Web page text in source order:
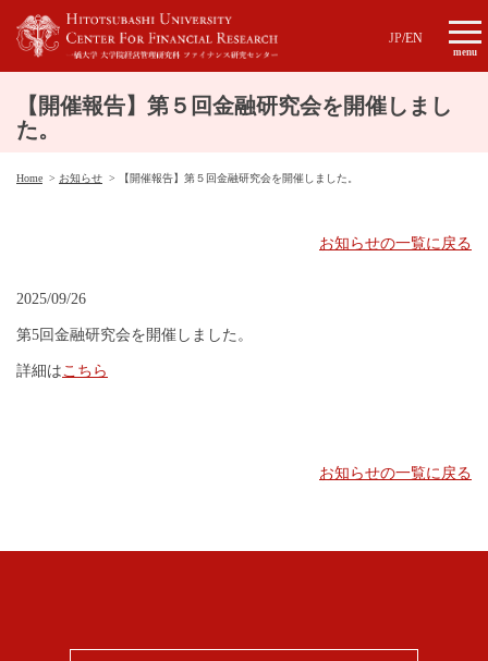
JP/EN
menu
【開催報告】第５回金融研究会を開催しまし
た。
Home お知らせ 【開催報告】第５回金融研究会を開催しました。
お知らせの一覧に戻る
2025/09/26
第5回金融研究会を開催しました。
詳細はこちら
お知らせの一覧に戻る